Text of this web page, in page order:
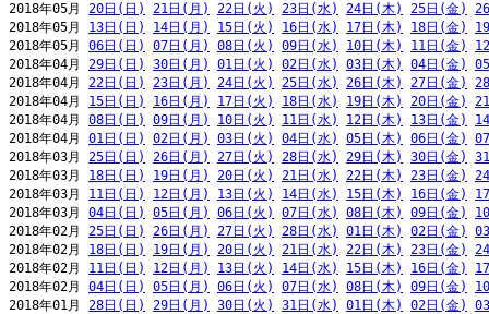
2018年05月 20日(日) 21日(月) 22日(火) 23日(水) 24日(木) 25日(金)
2018年05月 13日(日) 14日(月) 15日(火) 16日(水) 17日(木) 18日(金)
2018年05月 06日(日) 07日(月) 08日(火) 09日(水) 10日(木) 11日(金)
2018年04月 29日(日) 30日(月) 01日(火) 02日(水) 03日(木) 04日(金)
2018年04月 22日(日) 23日(月) 24日(火) 25日(水) 26日(木) 27日(金)
2018年04月 15日(日) 16日(月) 17日(火) 18日(水) 19日(木) 20日(金)
2018年04月 08日(日) 09日(月) 10日(火) 11日(水) 12日(木) 13日(金)
2018年04月 01日(日) 02日(月) 03日(火) 04日(水) 05日(木) 06日(金)
2018年03月 25日(日) 26日(月) 27日(火) 28日(水) 29日(木) 30日(金)
2018年03月 18日(日) 19日(月) 20日(火) 21日(水) 22日(木) 23日(金)
2018年03月 11日(日) 12日(月) 13日(火) 14日(水) 15日(木) 16日(金)
2018年03月 04日(日) 05日(月) 06日(火) 07日(水) 08日(木) 09日(金)
2018年02月 25日(日) 26日(月) 27日(火) 28日(水) 01日(木) 02日(金)
2018年02月 18日(日) 19日(月) 20日(火) 21日(水) 22日(木) 23日(金)
2018年02月 11日(日) 12日(月) 13日(火) 14日(水) 15日(木) 16日(金)
2018年02月 04日(日) 05日(月) 06日(火) 07日(水) 08日(木) 09日(金)
2018年01月 28日(日) 29日(月) 30日(火) 31日(水) 01日(木) 02日(金)